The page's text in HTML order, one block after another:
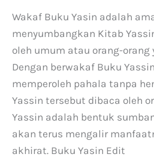
Wakaf Buku Yasin adalah
menyumbangkan Kitab
oleh umum atau orang-
Dengan berwakaf Buku
memperoleh pahala tanpa
Yassin tersebut dibaca oleh
Yassin adalah bentuk
akan terus mengalir
akhirat. Buku Yasin Edit